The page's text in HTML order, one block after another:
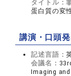
タイトル：
蛋白質の変
講演・口頭
記述言語：
会議名：
Imaging